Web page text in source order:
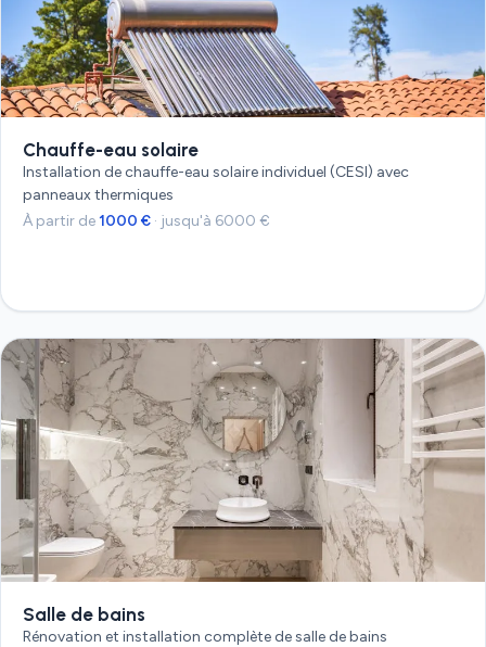
Chauffe-eau solaire
Installation de chauffe-eau solaire individuel (CESI) avec
panneaux thermiques
À partir de1000 € · jusqu'à 6000 €
Salle de bains
Rénovation et installation complète de salle de bains